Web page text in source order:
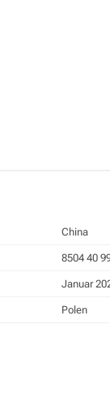
China
8504 40
Januar
Polen